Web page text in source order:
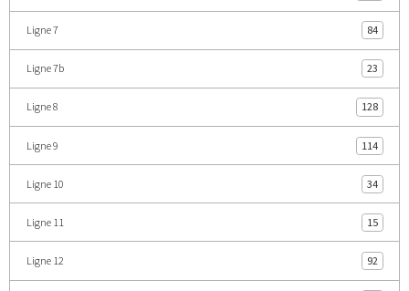
Ligne 7 84
Ligne 7b 23
Ligne 8 128
Ligne 9 114
Ligne 10 34
Ligne 11 15
Ligne 12 92